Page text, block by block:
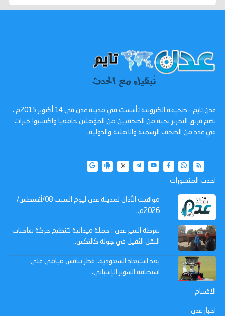
عدن تايم - صحيفة الكترونية تأسست في مدينة عدن في 14 أكتوبر 2015م ،
يضم فريق التحرير نخبة من الصحفيين من المؤهلين جامعيا واكتسبوا خبرات
في عدد من الصحف الرسمية والاهلية والدولية.
احدث المنشورات
مواقيت الأذان لمدينة عدن ليوم السبت 08/أغسطس/
2026م..
شرطة السير عدن : حملة ميدانية لتنظيم حركة شاحنات
النقل الثقيل في جولة كالتكس..
بعد استبعاد السعودية.. قطر تنافس ميامي على
استضافة السوبر الإسباني..
الاقسام
اخبار عدن